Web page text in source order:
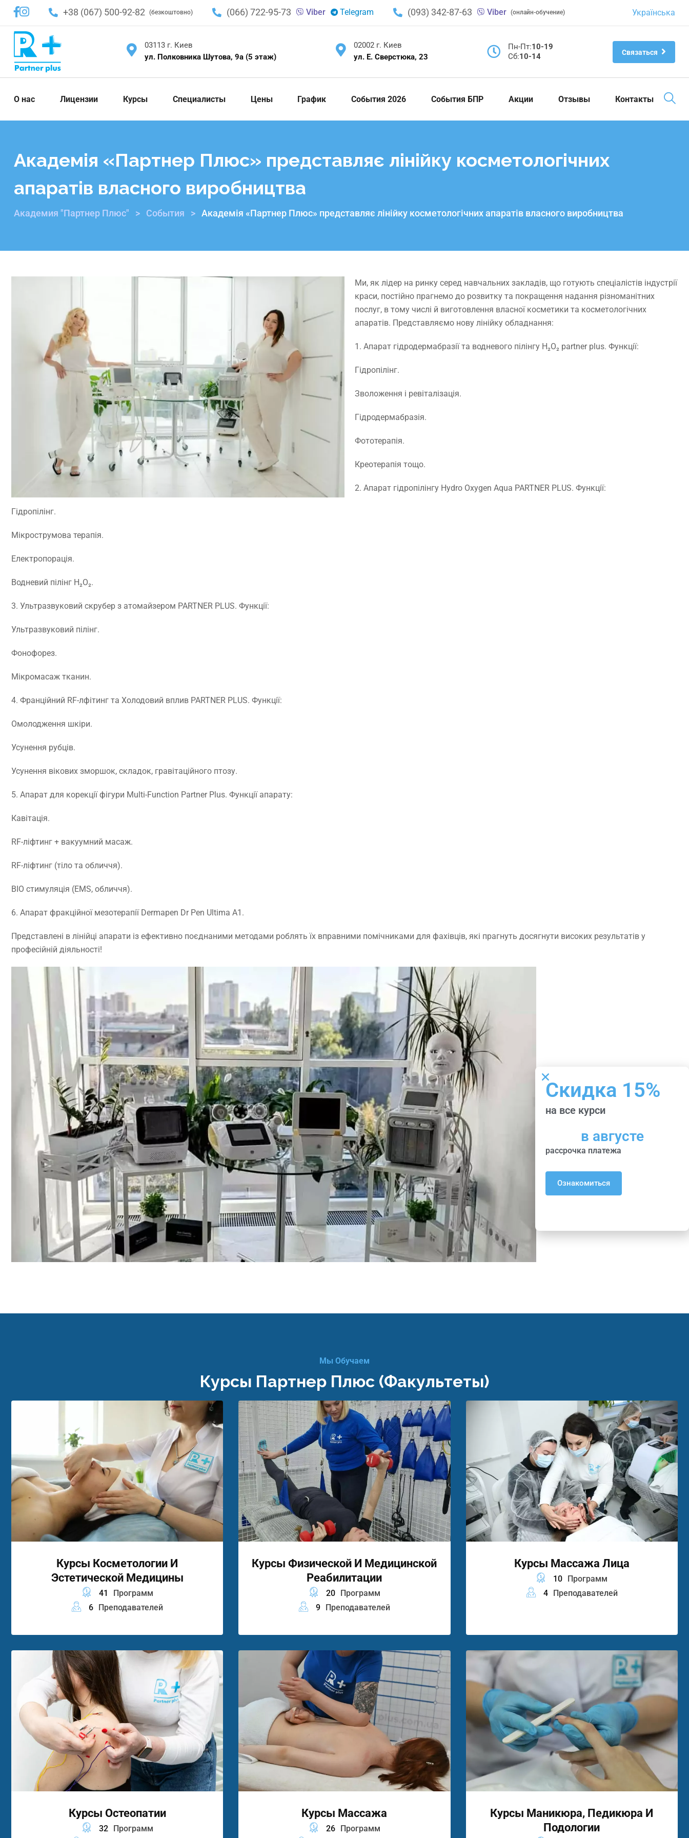
+38 (067) 500-92-82 (безкоштовно) (066) 722-95-73 Viber Telegram (093) 342-87-63 Viber (онлайн-обучение) Українська
03113 г. Киев
ул. Полковника Шутова, 9а (5 этаж)
02002 г. Киев
ул. Е. Сверстюка, 23
Пн-Пт:10-19
Cб:10-14 Связаться
О нас Лицензии Курсы Специалисты Цены График События 2026 События БПР Акции Отзывы Контакты
Академія «Партнер Плюс» представляє лінійку косметологічних
апаратів власного виробництва
Академия "Партнер Плюс" > События > Академія «Партнер Плюс» представляє лінійку косметологічних апаратів власного виробництва
Ми, як лідер на ринку серед навчальних закладів, що готують спеціалістів індустрії
краси, постійно прагнемо до розвитку та покращення надання різноманітних
послуг, в тому числі й виготовлення власної косметики та косметологічних
апаратів. Представляємо нову лінійку обладнання:
1. Апарат гідродермабразії та водневого пілінгу H₂O₂ partner plus. Функції:
Гідропілінг.
Зволоження і ревіталізація.
Гідродермабразія.
Фототерапія.
Креотерапія тощо.
2. Апарат гідропілінгу Hydro Oxygen Aqua PARTNER PLUS. Функції:
Гідропілінг.
Мікрострумова терапія.
Електропорація.
Водневий пілінг H₂O₂.
3. Ультразвуковий скрубер з атомайзером PARTNER PLUS. Функції:
Ультразвуковий пілінг.
Фонофорез.
Мікромасаж тканин.
4. Франційний RF-лфітинг та Холодовий вплив PARTNER PLUS. Функції:
Омолодження шкіри.
Усунення рубців.
Усунення вікових зморшок, складок, гравітаційного птозу.
5. Апарат для корекції фігури Multi-Function Partner Plus. Функції апарату:
Кавітація.
RF-ліфтинг + вакуумний масаж.
RF-ліфтинг (тіло та обличчя).
BIO стимуляція (EMS, обличчя).
6. Апарат фракційної мезотерапії Dermapen Dr Pen Ultima A1.
Представлені в лінійці апарати із ефективно поєднаними методами роблять їх вправними помічниками для фахівців, які прагнуть досягнути високих результатів у
професійній діяльності!
Мы Обучаем
Курсы Партнер Плюс (факультеты)
Курсы Косметологии И
Эстетической Медицины
41
Программ
6 Преподавателей
Курсы Физической И Медицинской
Реабилитации
20 Программ
9 Преподавателей
Курсы Массажа Лица
10 Программ
4 Преподавателей
Курсы Остеопатии
32 Программ
Курсы Массажа
26 Программ
Курсы Маникюра, Педикюра И
Подологии
Скидка 15%
на все курси
в августе
рассрочка платежа
Ознакомиться